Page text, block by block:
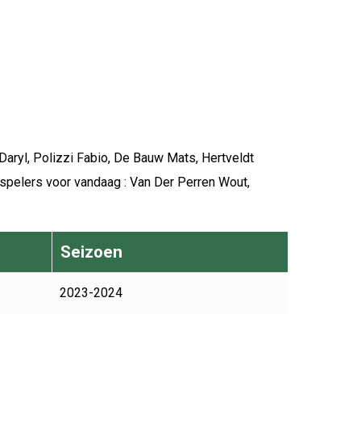
Polizzi Fabio, De Bauw Mats, Hertveldt
voor vandaag : Van Der Perren Wout,
Seizoen
2023-2024